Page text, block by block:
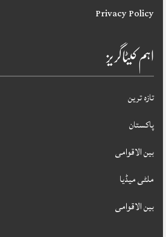
Privacy Policy
اہم کیٹاگریز
تازہ ترین
پاکستان
بین الاقوامی
ملٹی میڈیا
بین الاقوامی